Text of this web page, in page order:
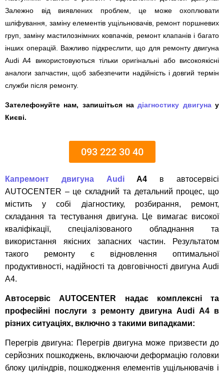
Залежно від виявлених проблем, це може охоплювати
шліфування, заміну елементів ущільнювачів, ремонт поршневих
груп, заміну мастилознімних ковпачків, ремонт клапанів і багато
інших операцій. Важливо підкреслити, що для ремонту двигуна
Audi A4 використовуються тільки оригінальні або високоякісні
аналоги запчастин, щоб забезпечити надійність і довгий термін
служби після ремонту.
Зателефонуйте нам, запишіться надіагностику двигунау
Києві.
093 222 30 40
Капремонт двигуна AudiA4 в автосервісі
AUTOCENTER – це складний та детальний процес, що
містить у собі діагностику, розбирання, ремонт,
складання та тестування двигуна. Це вимагає високої
кваліфікації, спеціалізованого обладнання та
використання якісних запасних частин. Результатом
такого ремонту є відновлення оптимальної
продуктивності, надійності та довговічності двигуна Audi
A4.
Автосервіс AUTOCENTER надає комплексні та
професійні послуги з ремонту двигуна Audi A4 в
різних ситуаціях, включно з такими випадками:
Перегрів двигуна: Перегрів двигуна може призвести до
серйозних пошкоджень, включаючи деформацію головки
блоку циліндрів, пошкодження елементів ущільнювачів і